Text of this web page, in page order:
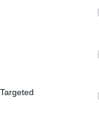
in guardia
diventare